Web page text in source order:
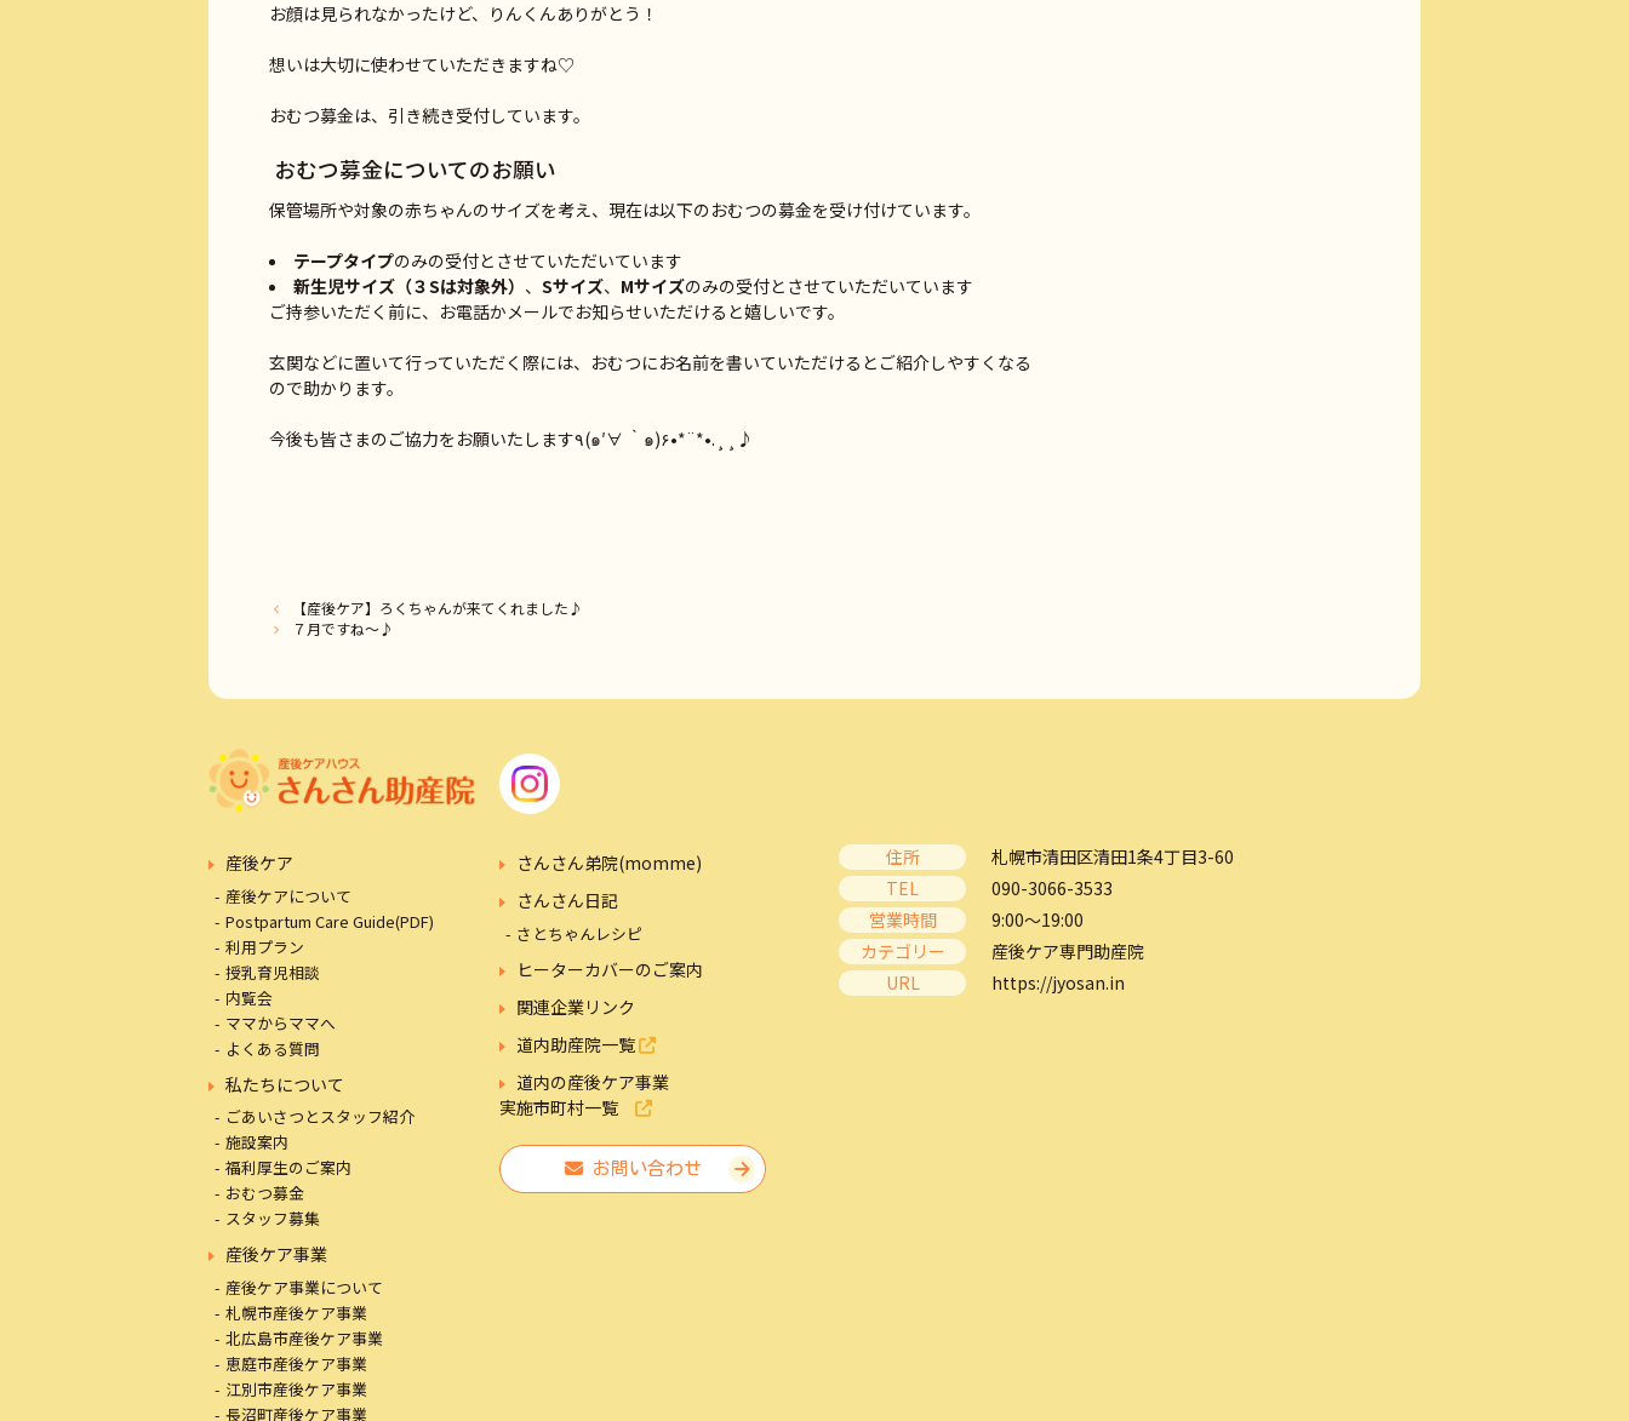
お顔は見られなかったけど、りんくんありがとう！
想いは大切に使わせていただきますね♡
おむつ募金は、引き続き受付しています。
おむつ募金についてのお願い
保管場所や対象の赤ちゃんのサイズを考え、現在は以下のおむつの募金を受け付けています。
テープタイプのみの受付とさせていただいています
新生児サイズ（３Sは対象外） 、 Sサイズ、 Mサイズのみの受付とさせていただいています
ご持参いただく前に、お電話かメールでお知らせいただけると嬉しいです。
玄関などに置いて行っていただく際には、おむつにお名前を書いていただけるとご紹介しやすくなる
ので助かります。
今後も皆さまのご協力をお願いたします٩(๑′∀ ‵๑)۶•*¨*•.¸¸♪
【産後ケア】ろくちゃんが来てくれました♪
７月ですね～♪
産後ケア
産後ケアについて
Postpartum Care Guide(PDF)
利用プラン
授乳育児相談
内覧会
ママからママへ
よくある質問
私たちについて
ごあいさつとスタッフ紹介
施設案内
福利厚生のご案内
おむつ募金
スタッフ募集
産後ケア事業
産後ケア事業について
札幌市産後ケア事業
北広島市産後ケア事業
恵庭市産後ケア事業
江別市産後ケア事業
長沼町産後ケア事業
さんさん弟院(momme)
さんさん日記
さとちゃんレシピ
ヒーターカバーのご案内
関連企業リンク
道内助産院一覧
道内の産後ケア事業
実施市町村一覧
お問い合わせ
住所
札幌市清田区清田1条4丁目3-60
TEL
090-3066-3533
営業時間
9:00～19:00
カテゴリー
産後ケア専門助産院
URL
https://jyosan.in